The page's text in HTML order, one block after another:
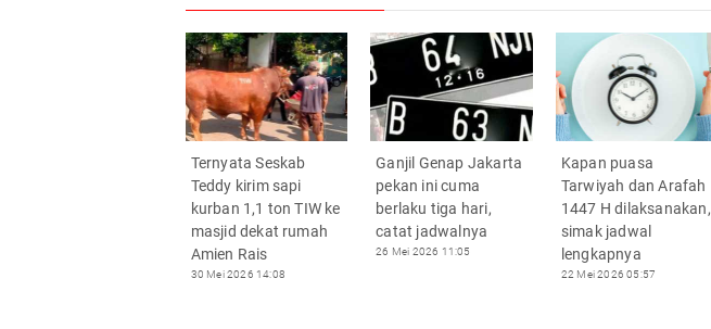
Ternyata Seskab
Teddy kirim sapi
kurban 1,1 ton TIW ke
masjid dekat rumah
Amien Rais
30 Mei 2026 14:08
Ganjil Genap Jakarta
pekan ini cuma
berlaku tiga hari,
catat jadwalnya
26 Mei 2026 11:05
Kapan puasa
Tarwiyah dan Arafah
1447 H dilaksanakan,
simak jadwal
lengkapnya
22 Mei 2026 05:57